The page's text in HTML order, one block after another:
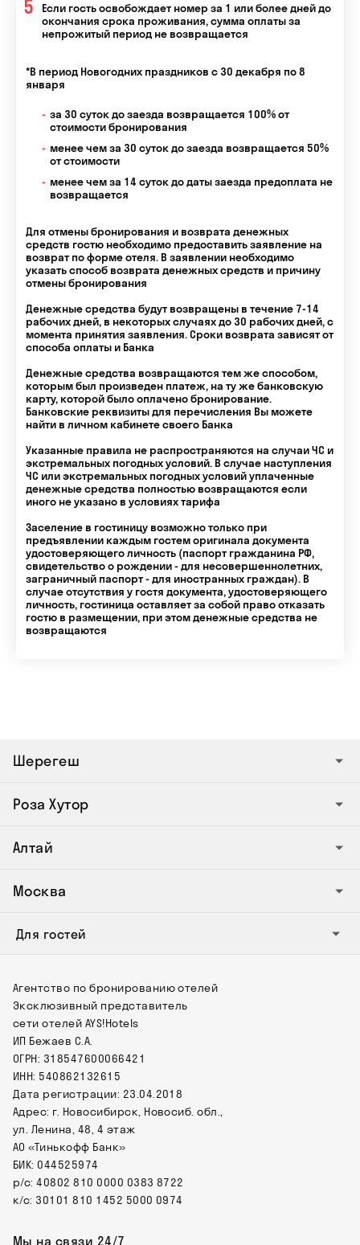
Если гость освобождает номер за 1 или более дней до
окончания срока проживания, сумма оплаты за
непрожитый период не возвращается
*В период Новогодних праздников с 30 декабря по 8
января
за 30 суток до заезда возвращается 100% от
стоимости бронирования
менее чем за 30 суток до заезда возвращается 50%
от стоимости
менее чем за 14 суток до даты заезда предоплата не
возвращается
Для отмены бронирования и возврата денежных
средств гостю необходимо предоставить заявление на
возврат по форме отеля. В заявлении необходимо
указать способ возврата денежных средств и причину
отмены бронирования
Денежные средства будут возвращены в течение 7-14
рабочих дней, в некоторых случаях до 30 рабочих дней, с
момента принятия заявления. Сроки возврата зависят от
способа оплаты и Банка
Денежные средства возвращаются тем же способом,
которым был произведен платеж, на ту же банковскую
карту, которой было оплачено бронирование.
Банковские реквизиты для перечисления Вы можете
найти в личном кабинете своего Банка
Указанные правила не распространяются на случаи ЧС и
экстремальных погодных условий. В случае наступления
ЧС или экстремальных погодных условий уплаченные
денежные средства полностью возвращаются если
иного не указано в условиях тарифа
Заселение в гостиницу возможно только при
предъявлении каждым гостем оригинала документа
удостоверяющего личность (паспорт гражданина РФ,
свидетельство о рождении - для несовершеннолетних,
заграничный паспорт - для иностранных граждан). В
случае отсутствия у гостя документа, удостоверяющего
личность, гостиница оставляет за собой право отказать
гостю в размещении, при этом денежные средства не
возвращаются
Шерегеш
Роза Хутор
Алтай
Москва
Для гостей
Агентство по бронированию отелей
Эксклюзивный представитель
сети отелей AYS!Hotels
ИП Бежаев С.А.
ОГРН: 318547600066421
ИНН: 540862132615
Дата регистрации: 23.04.2018
Адрес: г. Новосибирск, Новосиб. обл.,
ул. Ленина, 48, 4 этаж
АО «Тинькофф Банк»
БИК: 044525974
р/с: 40802 810 0000 0383 8722
к/с: 30101 810 1452 5000 0974
Мы на связи 24/7